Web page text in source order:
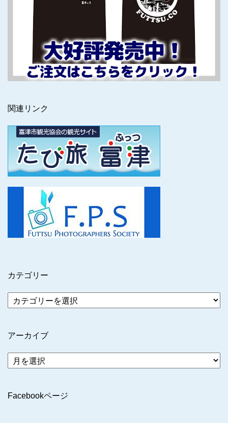
関連リンク
カテゴリー
アーカイブ
ア
ー
ブ
Facebookページ